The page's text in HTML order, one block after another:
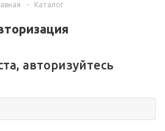
- Каталог
авторизуйтесь